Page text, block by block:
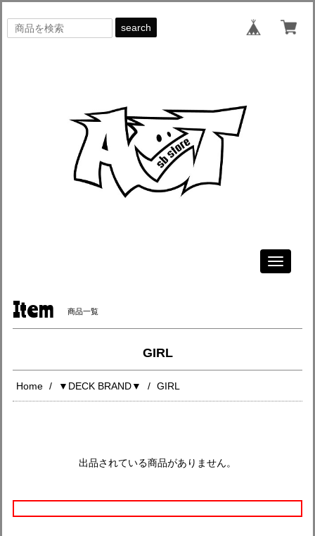
search
Toggle
Item 商品一覧
GIRL
Home ▼DECK BRAND▼ GIRL
出品されている商品がありません。